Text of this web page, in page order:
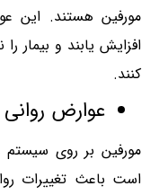
مورفین هستند. این
افزایش یابند و بیمار
کنند.
عوارض روانی
مورفین بر روی
است باعث تغییرات